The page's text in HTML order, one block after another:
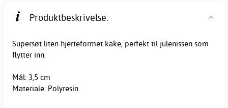
Produktbeskrivelse:
Supersøt liten hjerteformet kake, perfekt til julenissen som
flytter inn.
Mål: 3,5 cm
Materiale: Polyresin